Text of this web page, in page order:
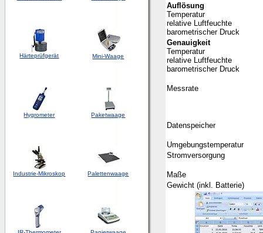
Härteprüfgerät Mini-Waage
Hygrometer Paketwaage
Industrie-Mikroskop Palettenwaage
Auflösung
Temperatur
relative Luftfeuchte
barometrischer Druck
Genauigkeit
Temperatur
relative Luftfeuchte
barometrischer Druck
Messrate
Datenspeicher
Umgebungstemperatur
Stromversorgung
Maße
Gewicht (inkl. Batterie)